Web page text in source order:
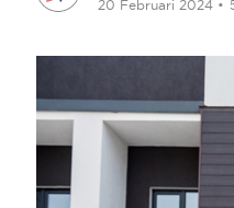
20 Februari 2024 •